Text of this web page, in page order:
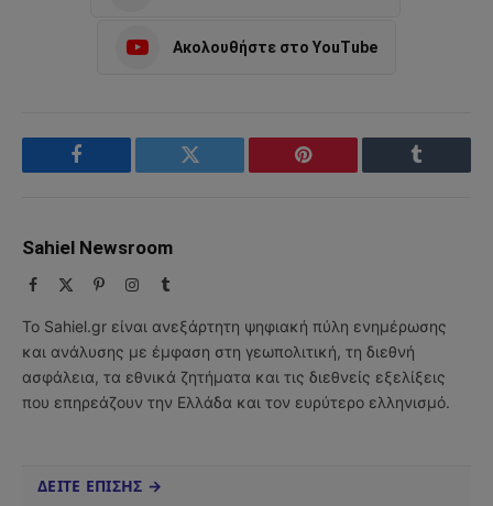
Ακολουθήστε στο YouTube
Facebook Twitter Pinterest Tumblr
Sahiel Newsroom
Facebook PinterestInstagram
Tumblr
Το Sahiel.gr είναι ανεξάρτητη ψηφιακή πύλη ενημέρωσης
και ανάλυσης με έμφαση στη γεωπολιτική, τη διεθνή
ασφάλεια, τα εθνικά ζητήματα και τις διεθνείς εξελίξεις
που επηρεάζουν την Ελλάδα και τον ευρύτερο ελληνισμό.
ΔΕΙΤΕ ΕΠΙΣΗΣ →